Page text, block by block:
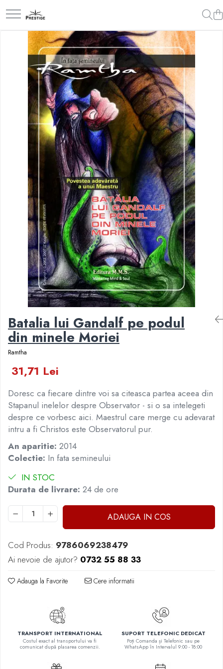
Toate Produsele
Promotii
Pachete Speciale Carti
Spiritualitate - Ezoterism
AngelConnection
Arte Divinatorii
Astrologie
Chiromantie
Dezvoltare Spirituala
KidConnection
Minte Corp
New Illuminati Files
Numerologie
Paranormal
Parapsihologie
Ramtha
Audiobook
ReConnect
Religie
Crestinism
ScienceConnection
SelfHealing
Vindecare Spirituala
Sanatate
Diete
Masaj
Medicina & Farmacie
SealfHealing
Starea de bine
Terapii Alternative
AudioBook
Carti erotice
Carti pentru Adolescenti, Young
Adult
Batalia lui Gandalf pe podul
din minele Moriei
Ramtha
31,71 Lei
Doresc ca fiecare dintre voi sa citeasca partea aceea din
Stapanul inelelor despre Observator - si o sa intelegeti
despre ce vorbesc aici. Maestrul care merge cu adevarat
intru a fi Christos este Observatorul pur.
An aparitie: 2014
Colectie: In fata semineului
IN STOC
Durata de livrare: 24 de ore
ADAUGA IN COS
Cod Produs: 9786069238479
Ai nevoie de ajutor? 0732 55 88 33
Adauga la Favorite Cere informatii
TRANSPORT INTERNATIONAL
Costul exact al transportului va fi
comunicat după plasarea comenzii.
SUPORT TELEFONIC DEDICAT
Poți Comanda și Telefonic sau pe
WhatsApp în Intervalul 9:00 - 18:00